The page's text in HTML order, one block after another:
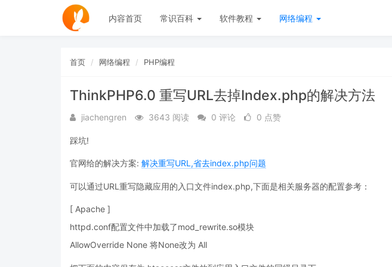
内容首页 常识百科 软件教程 网络编程
首页 网络编程 PHP编程
ThinkPHP6.0 重写URL去掉Index.php的解决方法
jiachengren 3643 阅读 0 评论 0 点赞
踩坑!
官网给的解决方案: 解决重写URL,省去index.php问题
可以通过URL重写隐藏应用的入口文件index.php,下面是相关服务器的配置参考：
[ Apache ]
httpd.conf配置文件中加载了mod_rewrite.so模块
AllowOverride None 将None改为 All